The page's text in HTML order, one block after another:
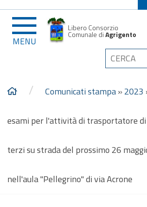
MENU
Libero Consorzio
Comunale diAgrigento
/ Comunicati stampa»2023
esami per l'attività di trasportatore
terzi su strada del prossimo 26
nell'aula "Pellegrino" di via Acrone